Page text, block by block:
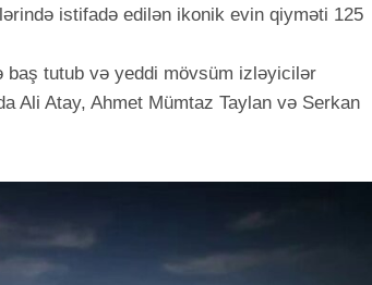
istifadə edilən ikonik evin qiyməti 125
baş tutub və yeddi mövsüm izləyicilər
Ali Atay, Ahmet Mümtaz Taylan və Serkan